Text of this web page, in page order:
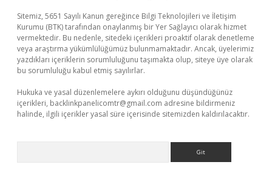
Sitemiz, 5651 Sayılı Kanun gereğince Bilgi Teknolojileri ve İletişim
Kurumu (BTK) tarafından onaylanmış bir Yer Sağlayıcı olarak hizmet
vermektedir. Bu nedenle, sitedeki içerikleri proaktif olarak denetleme
veya araştırma yükümlülüğümüz bulunmamaktadır. Ancak, üyelerimiz
yazdıkları içeriklerin sorumluluğunu taşımakta olup, siteye üye olarak
bu sorumluluğu kabul etmiş sayılırlar.
Hukuka ve yasal düzenlemelere aykırı olduğunu düşündüğünüz
içerikleri, backlinkpanelicomtr@gmail.com adresine bildirmeniz
halinde, ilgili içerikler yasal süre içerisinde sitemizden kaldırılacaktır.